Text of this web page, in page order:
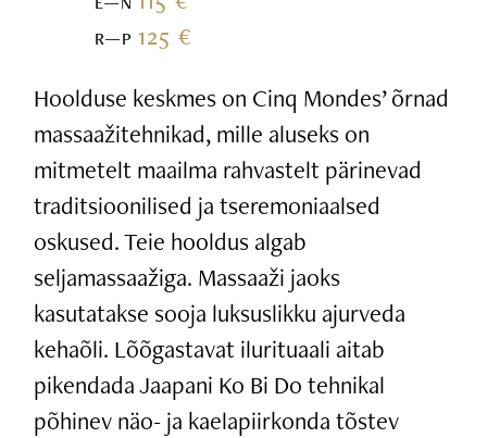
R—P125 €
Hoolduse keskmes on Cinq Mondes’ õrnad
massaažitehnikad, mille aluseks on
mitmetelt maailma rahvastelt pärinevad
traditsioonilised ja tseremoniaalsed
oskused. Teie hooldus algab
seljamassaažiga. Massaaži jaoks
kasutatakse sooja luksuslikku ajurveda
kehaõli. Lõõgastavat ilurituaali aitab
pikendada Jaapani Ko Bi Do tehnikal
põhinev näo- ja kaelapiirkonda tõstev